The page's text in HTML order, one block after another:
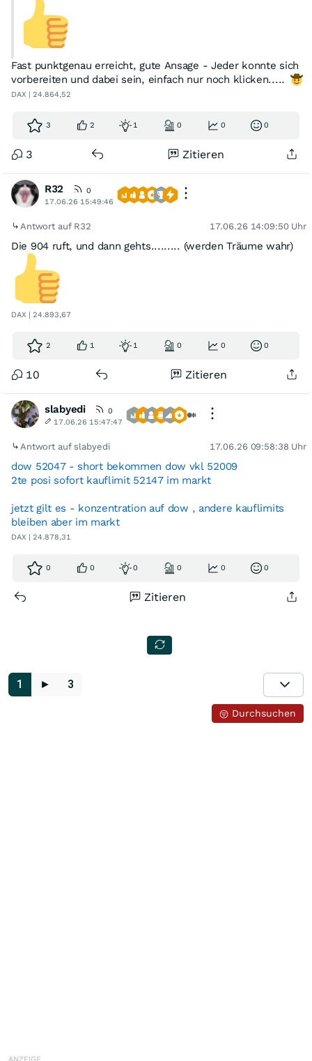
Fast punktgenau erreicht, gute Ansage - Jeder konnte sich
vorbereiten und dabei sein, einfach nur noch klicken.....
DAX | 24.864,52
3 2 1 0 0 0
3 Zitieren
R32
0
17.06.26 15:49:46
Antwort auf R32 17.06.26 14:09:50 Uhr
Die 904 ruft, und dann gehts......... (werden Träume wahr)
DAX | 24.893,67
2 1 1 0 0 0
10 Zitieren
slabyedi
0
17.06.26 15:47:47
Antwort auf slabyedi 17.06.26 09:58:38 Uhr
dow 52047 - short bekommen dow vkl 52009
2te posi sofort kauflimit 52147 im markt
jetzt gilt es - konzentration auf dow , andere kauflimits
bleiben aber im markt
DAX | 24.878,31
0 0 0 0 0 0
Zitieren
1 ► 3
Durchsuchen